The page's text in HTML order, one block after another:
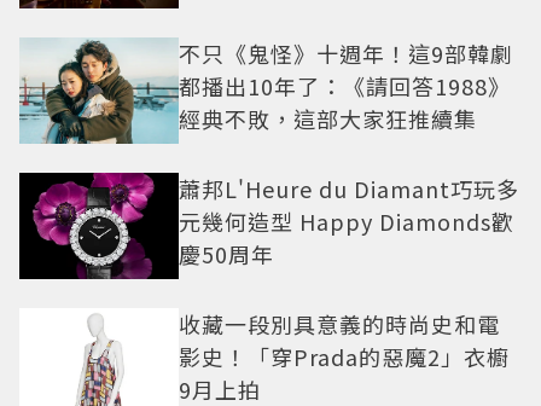
不只《鬼怪》十週年！這9部韓劇
都播出10年了：《請回答1988》
經典不敗，這部大家狂推續集
蕭邦L'Heure du Diamant巧玩多
元幾何造型 Happy Diamonds歡
慶50周年
收藏一段別具意義的時尚史和電
影史！「穿Prada的惡魔2」衣櫥
9月上拍